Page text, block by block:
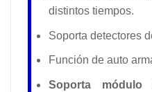
distintos tiempos.
Soporta detectores
Función de auto
Soporta